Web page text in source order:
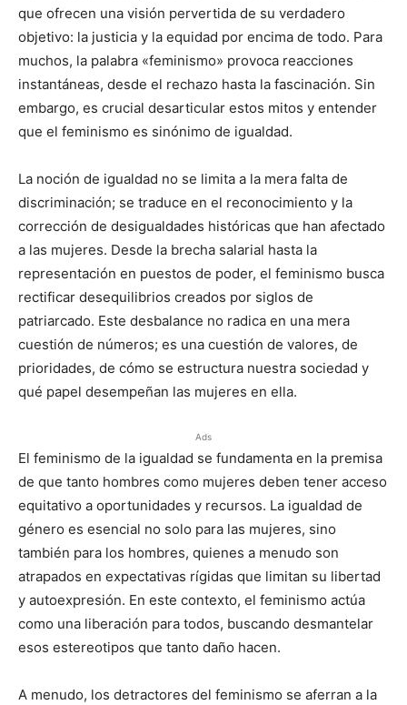
que ofrecen una visión pervertida de su verdadero
objetivo: la justicia y la equidad por encima de todo. Para
muchos, la palabra «feminismo» provoca reacciones
instantáneas, desde el rechazo hasta la fascinación. Sin
embargo, es crucial desarticular estos mitos y entender
que el feminismo es sinónimo de igualdad.
La noción de igualdad no se limita a la mera falta de
discriminación; se traduce en el reconocimiento y la
corrección de desigualdades históricas que han afectado
a las mujeres. Desde la brecha salarial hasta la
representación en puestos de poder, el feminismo busca
rectificar desequilibrios creados por siglos de
patriarcado. Este desbalance no radica en una mera
cuestión de números; es una cuestión de valores, de
prioridades, de cómo se estructura nuestra sociedad y
qué papel desempeñan las mujeres en ella.
Ads
El feminismo de la igualdad se fundamenta en la premisa
de que tanto hombres como mujeres deben tener acceso
equitativo a oportunidades y recursos. La igualdad de
género es esencial no solo para las mujeres, sino
también para los hombres, quienes a menudo son
atrapados en expectativas rígidas que limitan su libertad
y autoexpresión. En este contexto, el feminismo actúa
como una liberación para todos, buscando desmantelar
esos estereotipos que tanto daño hacen.
A menudo, los detractores del feminismo se aferran a la